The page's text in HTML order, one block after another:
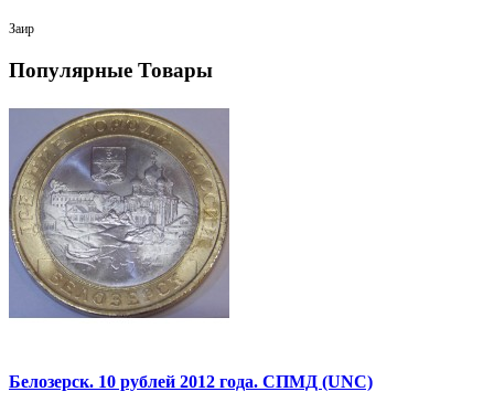
Заир
Популярные Товары
Белозерск. 10 рублей 2012 года. СПМД (UNC)